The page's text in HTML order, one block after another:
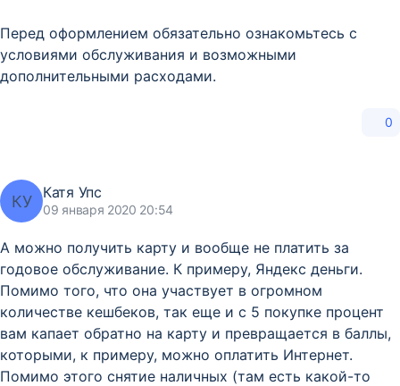
Перед оформлением обязательно ознакомьтесь с
условиями обслуживания и возможными
дополнительными расходами.
0
КУ Катя Упс
09 января 2020 20:54
А можно получить карту и вообще не платить за
годовое обслуживание. К примеру, Яндекс деньги.
Помимо того, что она участвует в огромном
количестве кешбеков, так еще и с 5 покупке процент
вам капает обратно на карту и превращается в баллы,
которыми, к примеру, можно оплатить Интернет.
Помимо этого снятие наличных (там есть какой-то